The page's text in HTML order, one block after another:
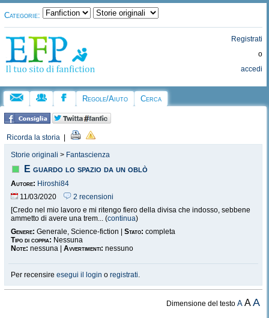
Categorie:
Registrati
o
accedi
Regole/Aiuto Cerca
Ricorda la storia
Storie originali > Fantascienza
E guardo lo spazio da un oblò
Autore: Hiroshi84
11/03/2020
2 recensioni
[Credo nel mio lavoro e mi ritengo fiero della divisa che indosso, sebbene
ammetto di avere una trem... (continua)
Genere: Generale, Science-fiction | Stato: completa
Tipo di coppia: Nessuna
Note: nessuna | Avvertimenti: nessuno
Per recensire esegui il login o registrati.
Dimensione del testoA AA